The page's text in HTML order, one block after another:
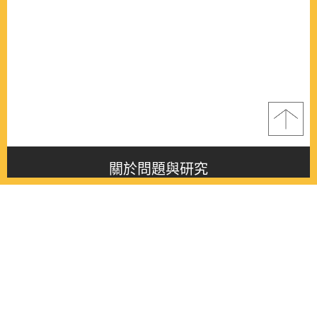
關於問題與研究
About this journal